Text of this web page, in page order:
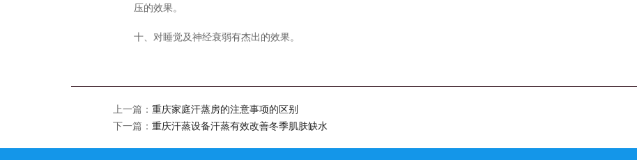
压的效果。
十、对睡觉及神经衰弱有杰出的效果。
上一篇： 重庆家庭汗蒸房的注意事项的区别
下一篇： 重庆汗蒸设备汗蒸有效改善冬季肌肤缺水